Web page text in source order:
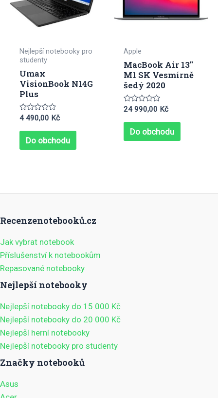
Nejlepší notebooky pro
studenty
Umax
VisionBook N14G
Plus
Hodnocení
z
4 490,00 Kč
Do obchodu
Apple
MacBook Air 13″
M1 SK Vesmírně
šedý 2020
Hodnocení
z
24 990,00 Kč
Do obchodu
Recenzenotebooků.cz
Jak vybrat notebook
Příslušenství k notebookům
Repasované notebooky
Nejlepší notebooky
Nejlepší notebooky do 15 000 Kč
Nejlepší notebooky do 20 000 Kč
Nejlepší herní notebooky
Nejlepší notebooky pro studenty
Značky notebooků
Asus